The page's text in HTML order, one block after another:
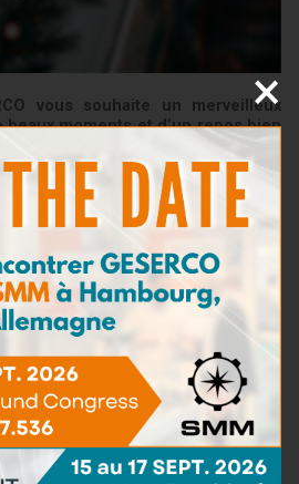
vous souhaite un merveilleux
moments et d’un repos bien
chaleureusement nos clients,
pour leur confiance et leur
de l’année 2025.
jour notre engagement envers
vous apporte bonheur, inspiration et
avec vos proches.
d’année de la part de toute
×